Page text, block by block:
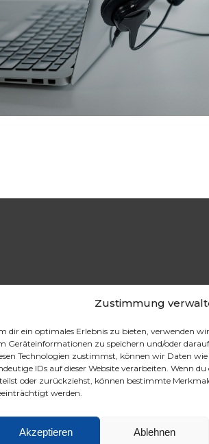
Zustimmung
dir ein optimales Erlebnis zu bieten, verwenden
Geräteinformationen zu speichern und/oder
Technologien zustimmst, können wir Daten
IDs auf dieser Website verarbeiten. Wenn
oder zurückziehst, können bestimmte
werden.
Akzeptieren Ablehnen